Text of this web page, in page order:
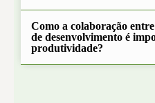
Como a colaboração
de desenvolvimento é
produtividade?